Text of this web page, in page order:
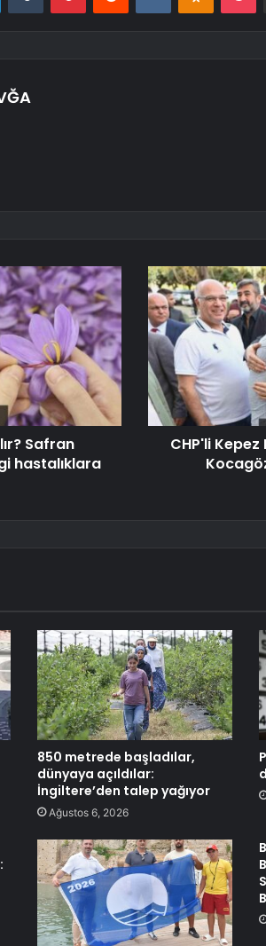
Safran
hastalıklara
CHP'li Kepez
850 metrede başladılar,
dünyaya açıldılar:
İngiltere’den talep yağıyor
Ağustos 6, 2026